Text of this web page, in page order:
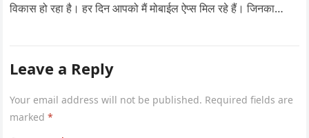
विकास हो रहा है। हर दिन आपको मैं मोबाईल ऐप्स मिल रहे हैं। जिनका…
Leave a Reply
Your email address will not be published. Required fields are
marked*